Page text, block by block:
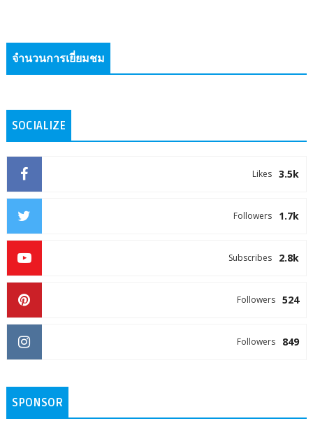
จำนวนการเยี่ยมชม
SOCIALIZE
3.5k
Likes
1.7k
Followers
2.8k
Subscribes
524
Followers
849
Followers
SPONSOR